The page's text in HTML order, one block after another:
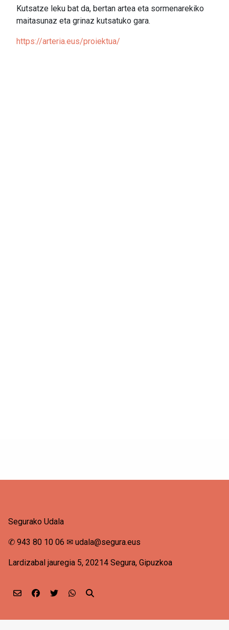
Kutsatze leku bat da, bertan artea eta sormenarekiko
maitasunaz eta grinaz kutsatuko gara.
https://arteria.eus/proiektua/
Segurako Udala
✆ 943 80 10 06 ✉ udala@segura.eus
Lardizabal jauregia 5, 20214 Segura, Gipuzkoa
EmailFacebook
TwitterWhatsapp